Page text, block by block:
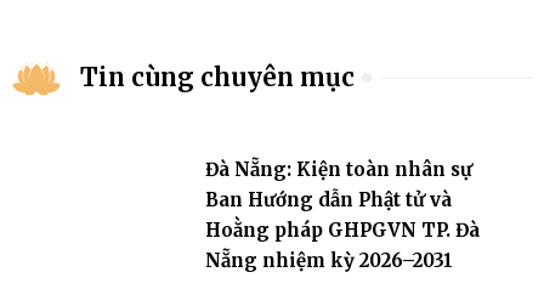
Tin cùng chuyên mục
Đà Nẵng: Kiện toàn nhân sự
Ban Hướng dẫn Phật tử và
Hoằng pháp GHPGVN TP. Đà
Nẵng nhiệm kỳ 2026–2031